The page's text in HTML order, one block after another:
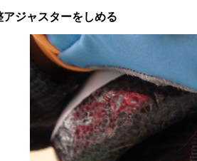
ジャスターをしめる